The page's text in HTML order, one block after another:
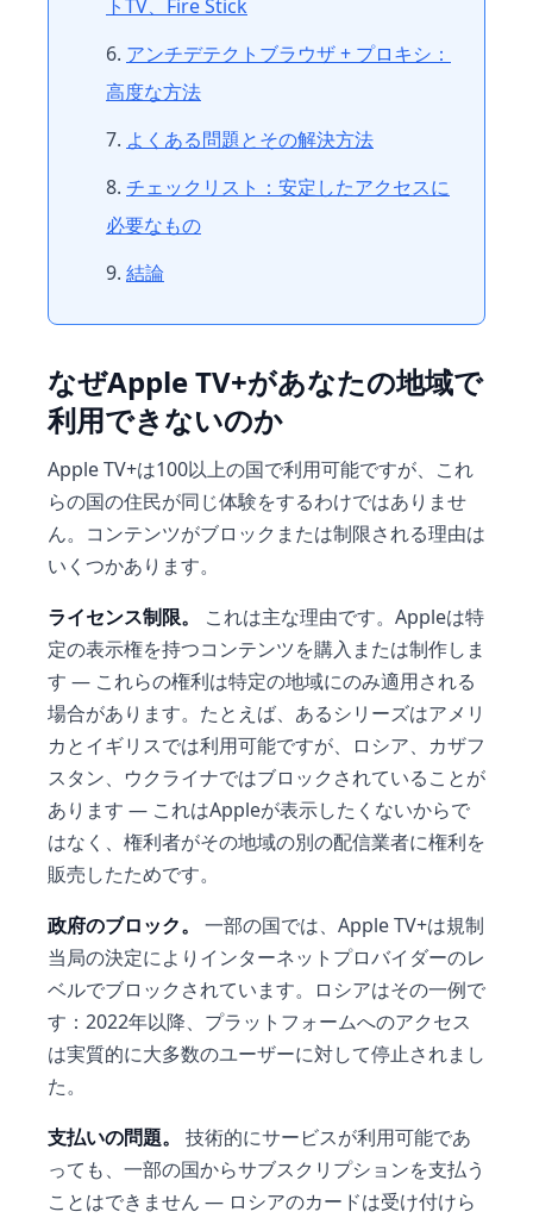
トTV、Fire Stick
アンチデテクトブラウザ + プロキシ：
高度な方法
よくある問題とその解決方法
チェックリスト：安定したアクセスに
必要なもの
結論
なぜApple TV+があなたの地域で
利用できないのか
Apple TV+は100以上の国で利用可能ですが、これ
らの国の住民が同じ体験をするわけではありませ
ん。コンテンツがブロックまたは制限される理由は
いくつかあります。
ライセンス制限。
これは主な理由です。Appleは特
定の表示権を持つコンテンツを購入または制作しま
す — これらの権利は特定の地域にのみ適用される
場合があります。たとえば、あるシリーズはアメリ
カとイギリスでは利用可能ですが、ロシア、カザフ
スタン、ウクライナではブロックされていることが
あります — これはAppleが表示したくないからで
はなく、権利者がその地域の別の配信業者に権利を
販売したためです。
政府のブロック。
一部の国では、Apple TV+は規制
当局の決定によりインターネットプロバイダーのレ
ベルでブロックされています。ロシアはその一例で
す：2022年以降、プラットフォームへのアクセス
は実質的に大多数のユーザーに対して停止されまし
た。
支払いの問題。
技術的にサービスが利用可能であ
っても、一部の国からサブスクリプションを支払う
ことはできません — ロシアのカードは受け付けら